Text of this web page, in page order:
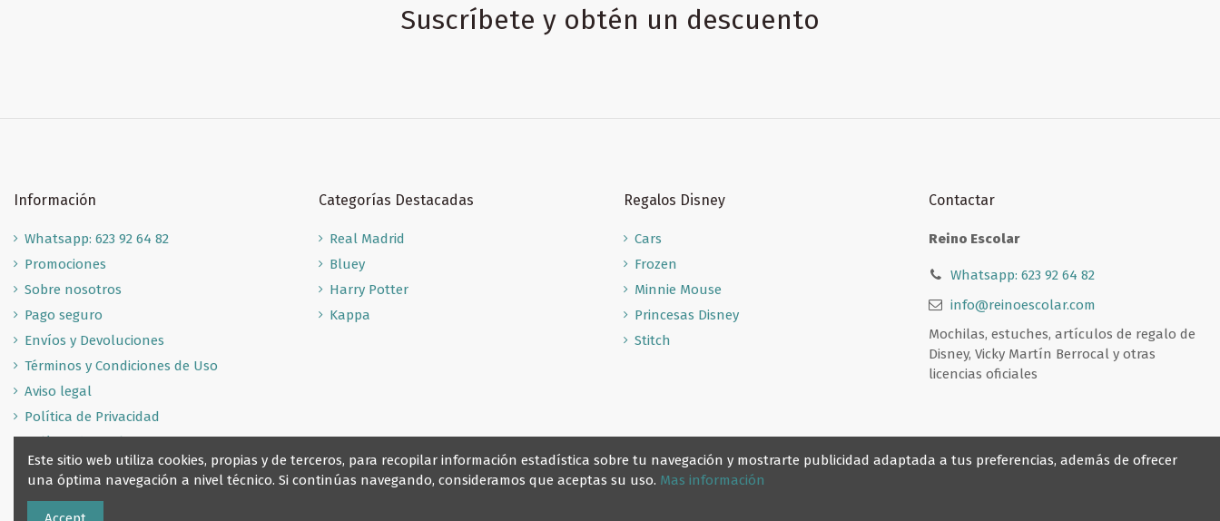
Suscríbete y obtén un descuento
Información
Whatsapp: 623 92 64 82
Promociones
Sobre nosotros
Pago seguro
Envíos y Devoluciones
Términos y Condiciones de Uso
Aviso legal
Política de Privacidad
Política de Cookies
Categorías Destacadas
Real Madrid
Bluey
Harry Potter
Kappa
Regalos Disney
Cars
Frozen
Minnie Mouse
Princesas Disney
Stitch
Contactar
Reino Escolar
Whatsapp: 623 92 64 82
info@reinoescolar.com
Mochilas, estuches, artículos de regalo de
Disney, Vicky Martín Berrocal y otras
licencias oficiales
Este sitio web utiliza cookies, propias y de terceros, para recopilar información estadística sobre tu navegación y mostrarte publicidad adaptada a tus preferencias, además de ofrecer
una óptima navegación a nivel técnico. Si continúas navegando, consideramos que aceptas su uso. Mas información